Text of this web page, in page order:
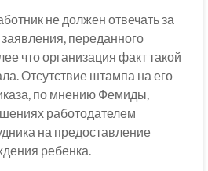
не должен отвечать за
переданного
что организация факт такой
Отсутствие штампа на его
по мнению Фемиды,
работодателем
на предоставление
ребенка.